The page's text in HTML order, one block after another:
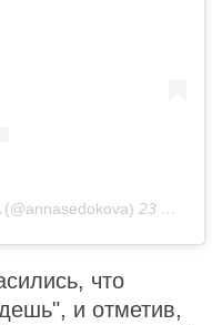
(@annasedokova) 23 Сен 2019 в 9:30 PDT
что
и отметив,